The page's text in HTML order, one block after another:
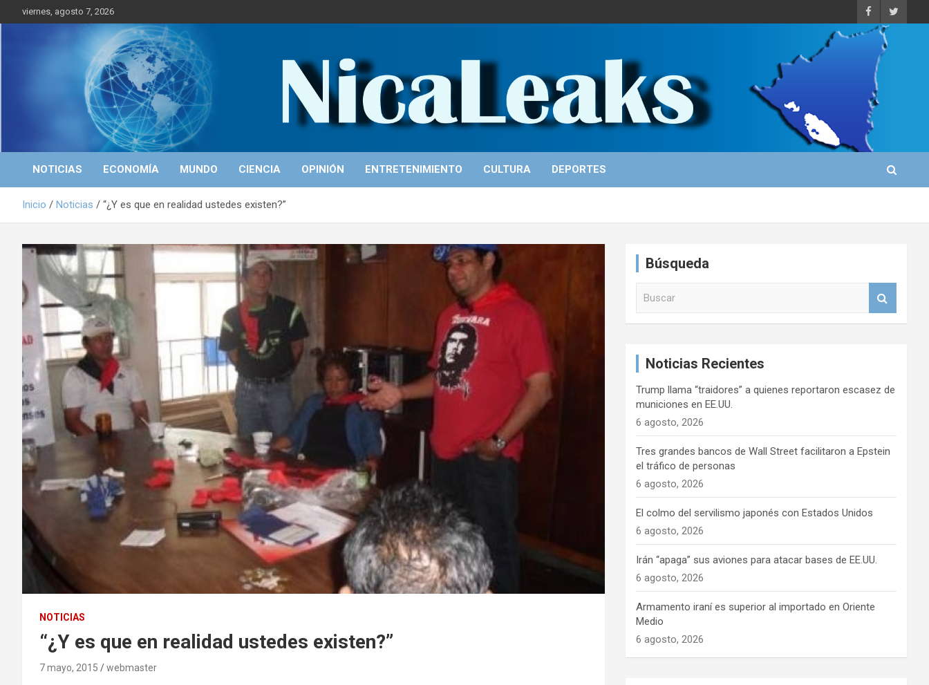
a
n
d
viernes, agosto 7, 2026
NICALEAKS
Portal de Noticias
NOTICIAS ECONOMÍA MUNDO CIENCIA OPINIÓN ENTRETENIMIENTO CULTURA DEPORTES
Inicio Noticias “¿Y es que en realidad ustedes existen?”
NOTICIAS
“¿Y es que en realidad ustedes existen?”
7 mayo, 2015 webmaster
Búsqueda
Noticias Recientes
Trump llama “traidores” a quienes reportaron escasez de
municiones en EE.UU.
6 agosto, 2026
Tres grandes bancos de Wall Street facilitaron a Epstein
el tráfico de personas
6 agosto, 2026
El colmo del servilismo japonés con Estados Unidos
6 agosto, 2026
Irán “apaga” sus aviones para atacar bases de EE.UU.
6 agosto, 2026
Armamento iraní es superior al importado en Oriente
Medio
6 agosto, 2026